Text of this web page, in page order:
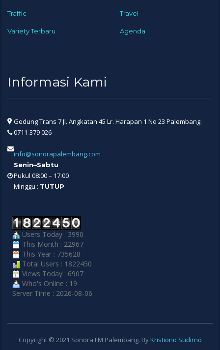
Traffic Travel
Variety Terbaru Agenda
Informasi Kami
Gedung Trans 7 Jl. Angkatan 45 Lr. Harapan 1 No 23 Palembang.
0711-379 026
info@sonorapalembang.com
Senin–Sabtu
Pukul 08:00 – 17:00
Minggu : TUTUP
Users Today : 3990
This Month : 22967
This Year : 735628
Total Users : 1822450
Views Today : 6907
Who's Online : 19
Server Time : 2026-08-06
Copyright © 2021 Sonora FM Palembang. ByKristiono Sudirno